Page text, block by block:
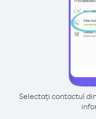
Selectați contactul